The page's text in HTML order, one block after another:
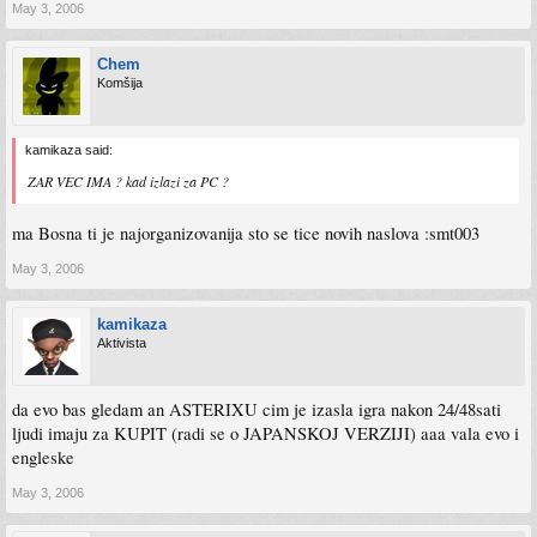
May 3, 2006
Chem
Komšija
kamikaza said:
ZAR VEC IMA ? kad izlazi za PC ?
ma Bosna ti je najorganizovanija sto se tice novih naslova :smt003
May 3, 2006
kamikaza
Aktivista
da evo bas gledam an ASTERIXU cim je izasla igra nakon 24/48sati
ljudi imaju za KUPIT (radi se o JAPANSKOJ VERZIJI) aaa vala evo i
engleske
May 3, 2006